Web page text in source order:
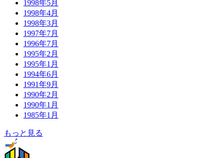
1998年5月
1998年4月
1998年3月
1997年7月
1996年7月
1995年2月
1995年1月
1994年6月
1991年9月
1990年2月
1990年1月
1985年1月
もっと見る